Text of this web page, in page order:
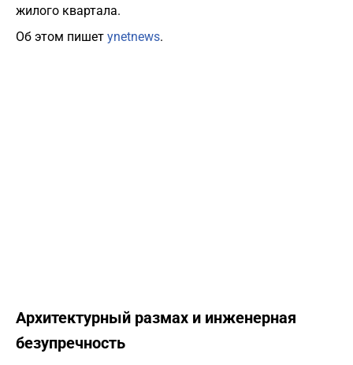
жилого квартала.
Об этом пишет ynetnews.
Архитектурный размах и инженерная
безупречность